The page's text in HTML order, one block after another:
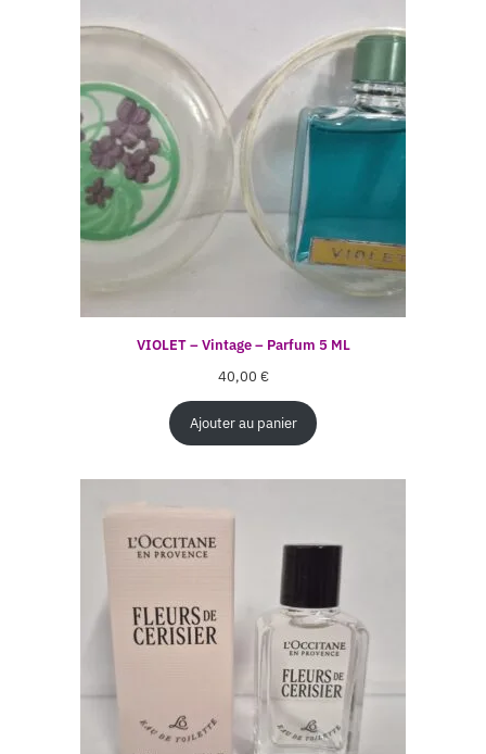
VIOLET – Vintage – Parfum 5 ML
40,00 €
Ajouter au panier